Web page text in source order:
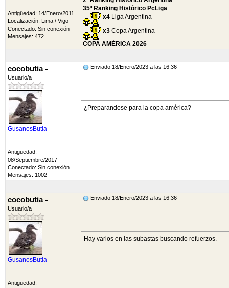
Antigüedad: 14/Enero/2011
Localización: Lima / Vigo
Conectado: Sin conexión
Mensajes: 472
35º Ranking Histórico PcLiga
x4 Liga Argentina
x3 Copa Argentina
COPA AMÉRICA 2026
cocobutia
Usuario/a
GusanosButia
Antigüedad:
08/Septiembre/2017
Conectado: Sin conexión
Mensajes: 1002
Enviado 18/Enero/2023 a las 16:36
¿Preparandose para la copa américa?
cocobutia
Usuario/a
GusanosButia
Antigüedad:
Enviado 18/Enero/2023 a las 16:36
Hay varios en las subastas buscando refuerzos.